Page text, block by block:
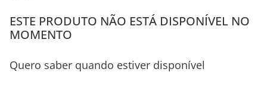
ESTE PRODUTO NÃO ESTÁ DISPONÍVEL NO
MOMENTO
Quero saber quando estiver disponível